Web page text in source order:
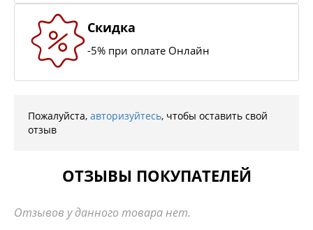
Скидка
-5% при оплате Онлайн
Пожалуйста, авторизуйтесь, чтобы оставить свой
отзыв
ОТЗЫВЫ ПОКУПАТЕЛЕЙ
Отзывов у данного товара нет.